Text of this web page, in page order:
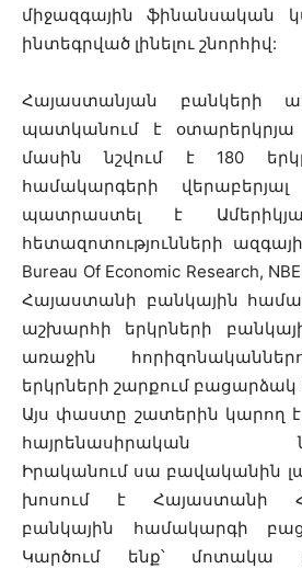
միջազգային ֆինանսական
ինտեգրված լինելու շնորհիվ:
Հայաստանյան բանկերի
պատկանում է օտարերկրյա
մասին նշվում է 180
համակարգերի վերաբերյալ
պատրաստել է
հետազոտությունների
Bureau Of Economic Research,
Հայաստանի բանկային
աշխարհի երկրների
առաջին
երկրների շարքում
Այս փաստը շատերին կարող է
հայրենասիրական
Իրականում սա բավականին
խոսում է Հայաստանի
բանկային համակարգի բաց
Կարծում ենք՝ մոտակա